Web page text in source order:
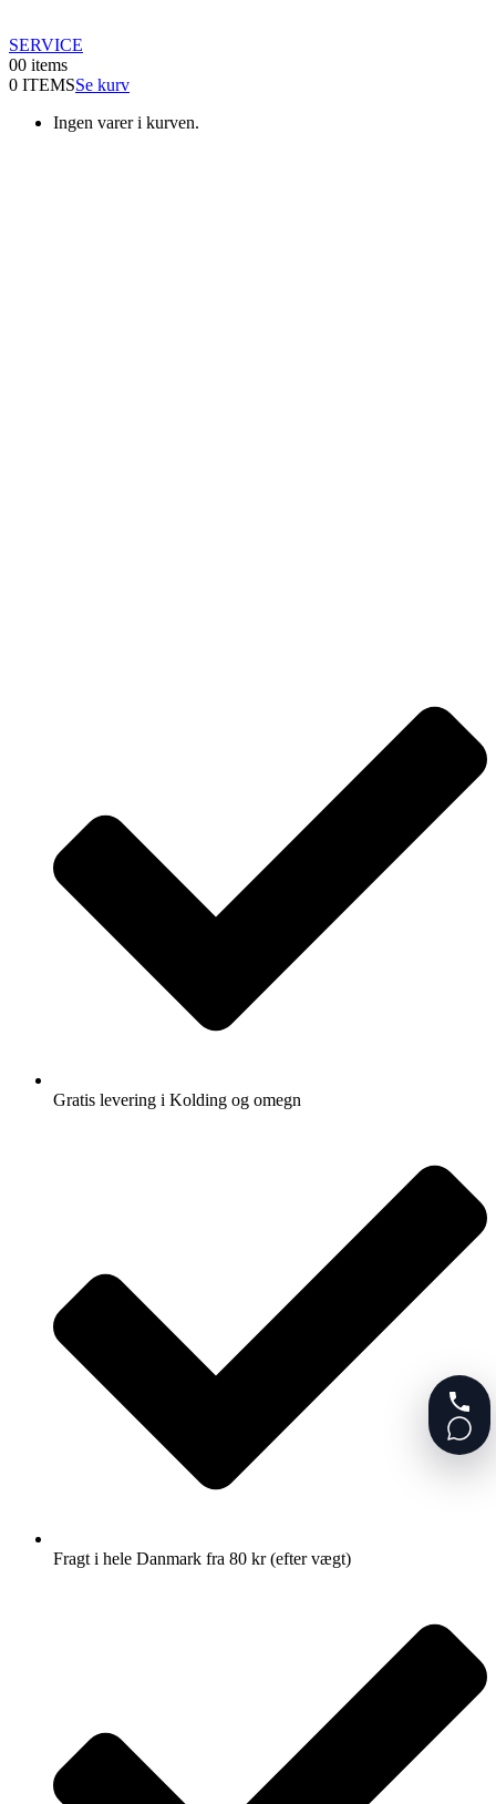
SERVICE
00 items
0 ITEMSSe kurv
Ingen varer i kurven.
Gratis levering i Kolding og omegn
Fragt i hele Danmark fra 80 kr (efter vægt)